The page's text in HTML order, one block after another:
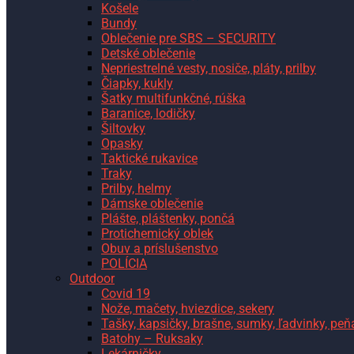
Košele
Bundy
Oblečenie pre SBS – SECURITY
Detské oblečenie
Nepriestrelné vesty, nosiče, pláty, prilby
Čiapky, kukly
Šatky multifunkčné, rúška
Baranice, lodičky
Šiltovky
Opasky
Taktické rukavice
Traky
Prilby, helmy
Dámske oblečenie
Plášte, pláštenky, pončá
Protichemický oblek
Obuv a príslušenstvo
POLÍCIA
Outdoor
Covid 19
Nože, mačety, hviezdice, sekery
Tašky, kapsičky, brašne, sumky, ľadvinky,
Batohy – Ruksaky